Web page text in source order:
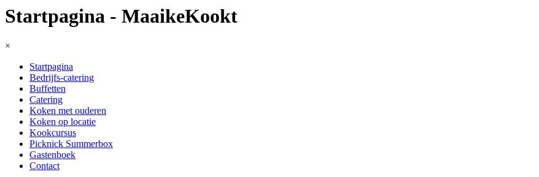
Startpagina - MaaikeKookt
×
Startpagina
Bedrijfs-catering
Buffetten
Catering
Koken met ouderen
Koken op locatie
Kookcursus
Picknick Summerbox
Gastenboek
Contact